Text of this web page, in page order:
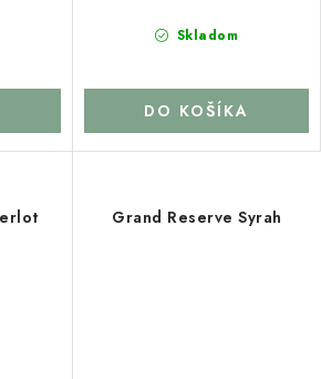
Skladom
DO KOŠÍKA
Grand Reserve Syrah